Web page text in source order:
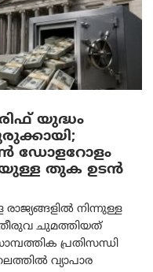
യുദ്ധം
ഡോളറോളം
തുക ഉടന്‍
നിന്നുള്ള
ചുമത്തിയത്
പ്രതിസന്ധി
വ്യാപാര